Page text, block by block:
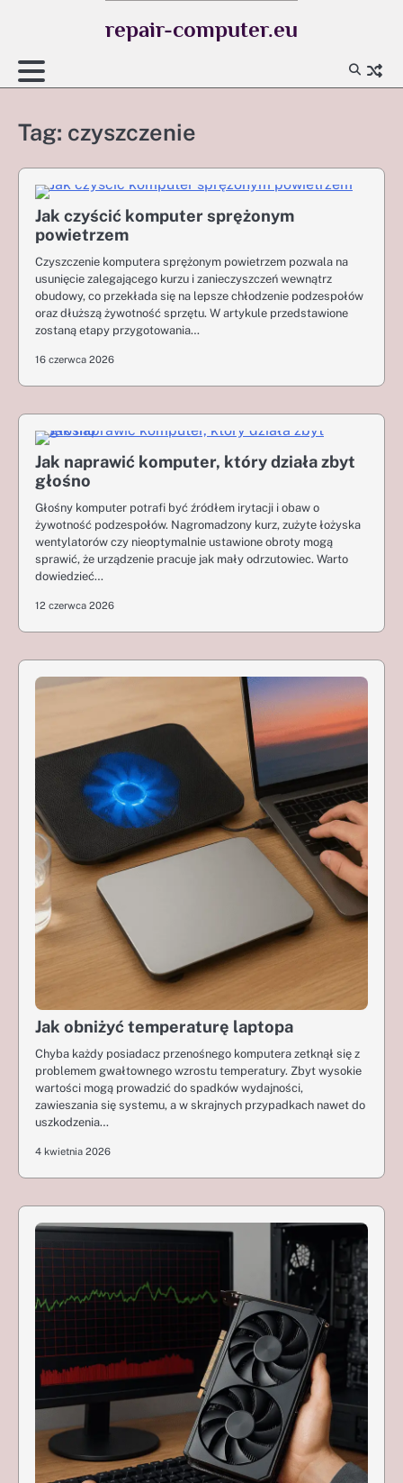
repair-computer.eu
Tag: czyszczenie
Jak czyścić komputer sprężonym
powietrzem
Czyszczenie komputera sprężonym powietrzem pozwala na
usunięcie zalegającego kurzu i zanieczyszczeń wewnątrz
obudowy, co przekłada się na lepsze chłodzenie podzespołów
oraz dłuższą żywotność sprzętu. W artykule przedstawione
zostaną etapy przygotowania…
16 czerwca 2026
Jak naprawić komputer, który działa zbyt
głośno
Głośny komputer potrafi być źródłem irytacji i obaw o
żywotność podzespołów. Nagromadzony kurz, zużyte łożyska
wentylatorów czy nieoptymalnie ustawione obroty mogą
sprawić, że urządzenie pracuje jak mały odrzutowiec. Warto
dowiedzieć…
12 czerwca 2026
Jak obniżyć temperaturę laptopa
Chyba każdy posiadacz przenośnego komputera zetknął się z
problemem gwałtownego wzrostu temperatury. Zbyt wysokie
wartości mogą prowadzić do spadków wydajności,
zawieszania się systemu, a w skrajnych przypadkach nawet do
uszkodzenia…
4 kwietnia 2026